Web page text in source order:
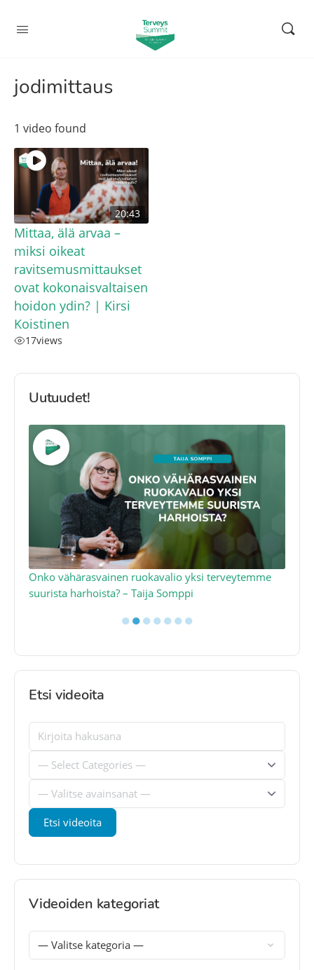
jodimittaus
1 video found
20:43
Mittaa, älä arvaa –
miksi oikeat
ravitsemusmittaukset
ovat kokonaisvaltaisen
hoidon ydin? | Kirsi
Koistinen
17views
Uutuudet!
Onko vähärasvainen ruokavalio yksi terveytemme
suurista harhoista? – Taija Somppi
●●●●●●●
Etsi videoita
Videoiden kategoriat